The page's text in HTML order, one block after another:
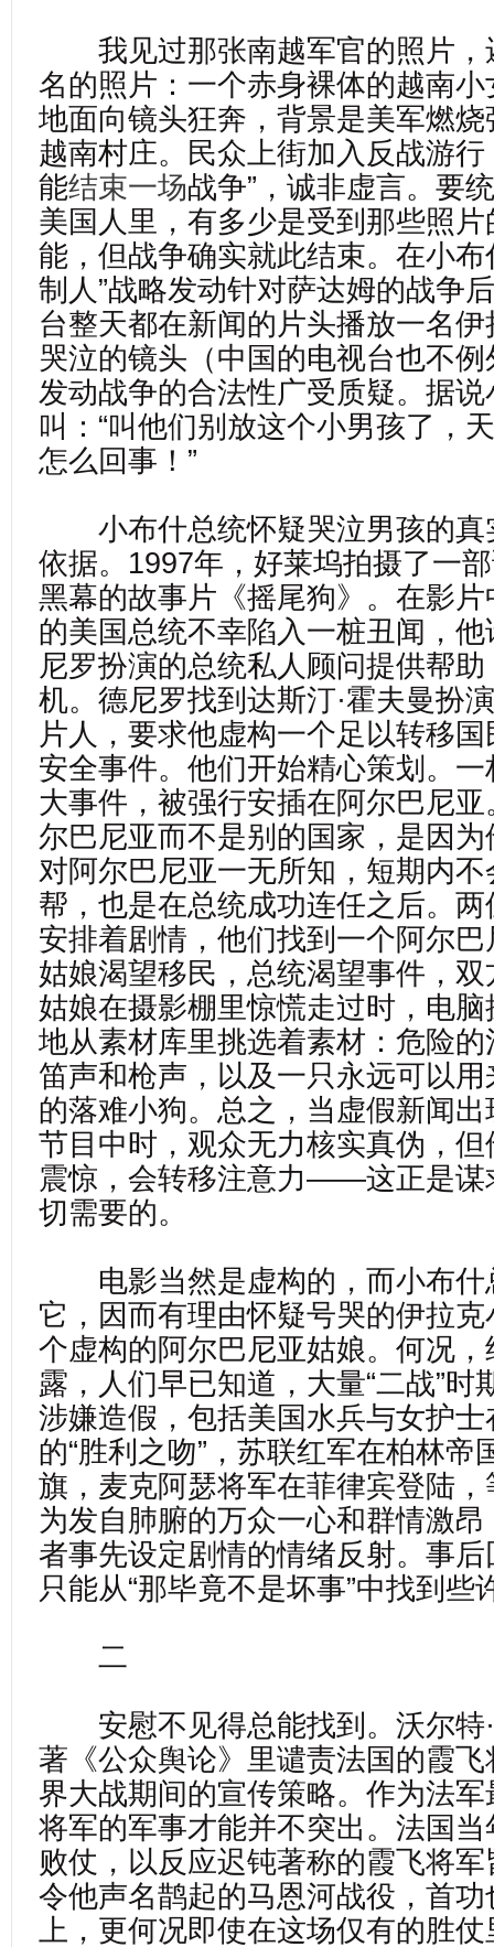
我见过那张南越军官的照片，
名的照片：一个赤身裸体的越南
地面向镜头狂奔，背景是美军燃
越南村庄。民众上街加入反战游行
能结束一场战争”，诚非虚言。要
美国人里，有多少是受到那些照
能，但战争确实就此结束。在小布
制人”战略发动针对萨达姆的战争
台整天都在新闻的片头播放一名
哭泣的镜头（中国的电视台也不
发动战争的合法性广受质疑。据
叫：“叫他们别放这个小男孩了，
怎么回事！”
小布什总统怀疑哭泣男孩的真
依据。1997年，好莱坞拍摄了一
黑幕的故事片《摇尾狗》。在影
的美国总统不幸陷入一桩丑闻，他
尼罗扮演的总统私人顾问提供帮
机。德尼罗找到达斯汀·霍夫曼扮
片人，要求他虚构一个足以转移
安全事件。他们开始精心策划。
大事件，被强行安插在阿尔巴尼
尔巴尼亚而不是别的国家，是因
对阿尔巴尼亚一无所知，短期内
帮，也是在总统成功连任之后。
安排着剧情，他们找到一个阿尔
姑娘渴望移民，总统渴望事件，
姑娘在摄影棚里惊慌走过时，电
地从素材库里挑选着素材：危险
笛声和枪声，以及一只永远可以
的落难小狗。总之，当虚假新闻
节目中时，观众无力核实真伪，
震惊，会转移注意力——这正是谋
切需要的。
电影当然是虚构的，而小布什
它，因而有理由怀疑号哭的伊拉
个虚构的阿尔巴尼亚姑娘。何况
露，人们早已知道，大量“二战”时
涉嫌造假，包括美国水兵与女护
的“胜利之吻”，苏联红军在柏林帝
旗，麦克阿瑟将军在菲律宾登陆
为发自肺腑的万众一心和群情激
者事先设定剧情的情绪反射。事
只能从“那毕竟不是坏事”中找到些
二
安慰不见得总能找到。沃尔特
著《公众舆论》里谴责法国的霞
界大战期间的宣传策略。作为法
将军的军事才能并不突出。法国
败仗，以反应迟钝著称的霞飞将
令他声名鹊起的马恩河战役，首
上，更何况即使在这场仅有的胜